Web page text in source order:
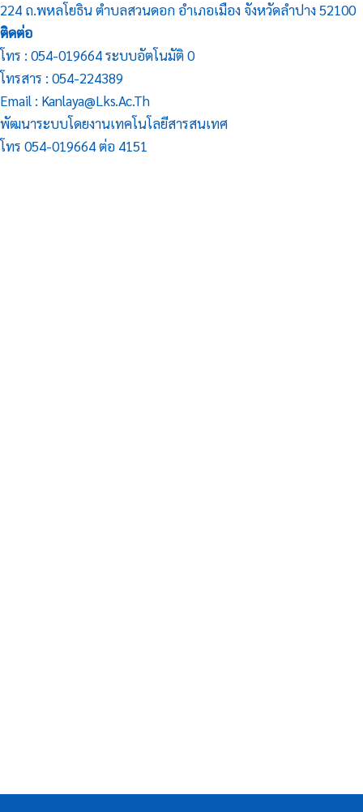
224 ถ.พหลโยธิน ตำบลสวนดอก อำเภอเมือง จังหวัดลำปาง 52100
ติดต่อ
โทร : 054-019664 ระบบอัตโนมัติ 0
โทรสาร : 054-224389
Email : Kanlaya@lks.ac.th
พัฒนาระบบโดยงานเทคโนโลยีสารสนเทศ
โทร 054-019664 ต่อ 4151